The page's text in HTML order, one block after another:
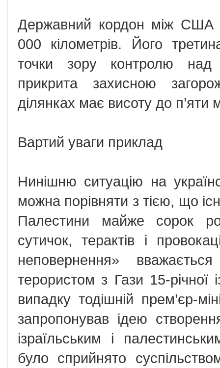
Державний кордон між
000 кілометрів. Його
точки зору контролю над
прикрита захисною
ділянках має висоту до п’яти
Вартий уваги приклад
Нинішню ситуацію на
можна порівняти з тією, що
Палестини майже сорок
сутичок, терактів і
неповернення»
терористом з Гази 15-річної
випадку тодішній прем’єр-
запропонував ідею
ізраїльським і
було сприйнято